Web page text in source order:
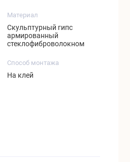
Материал
Скульптурный гипс
армированный
стеклофиброволокном
Способ монтажа
На клей